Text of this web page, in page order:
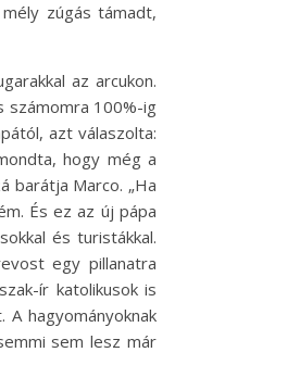
zúgás támadt,
az arcukon.
számomra 100%-ig
azt válaszolta:
hogy még a
barátja Marco. „Ha
És ez az új pápa
és turistákkal.
egy pillanatra
ír katolikusok is
hagyományoknak
sem lesz már